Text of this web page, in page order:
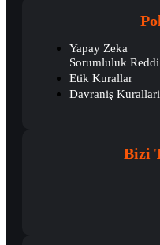
Yapay Zeka
Sorumluluk Reddi
Etik Kurallar
Davraniş Kurallari
Bizi